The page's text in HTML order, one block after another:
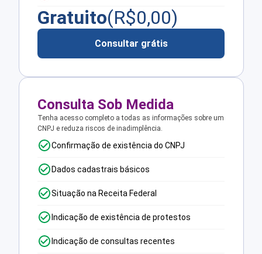
Gratuito(R$0,00)
Consultar grátis
Consulta Sob Medida
Tenha acesso completo a todas as informações sobre um
CNPJ e reduza riscos de inadimplência.
Confirmação de existência do CNPJ
Dados cadastrais básicos
Situação na Receita Federal
Indicação de existência de protestos
Indicação de consultas recentes